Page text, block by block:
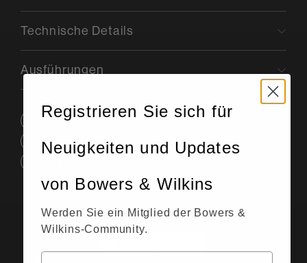
Bedienungsanleitung
Infoblatt
Technische Details
Ausführungen
1 beantwortetquestions
Registrieren Sie sich für
Neuigkeiten und Updates
von Bowers & Wilkins
Werden Sie ein Mitglied der Bowers &
Wilkins-Community.